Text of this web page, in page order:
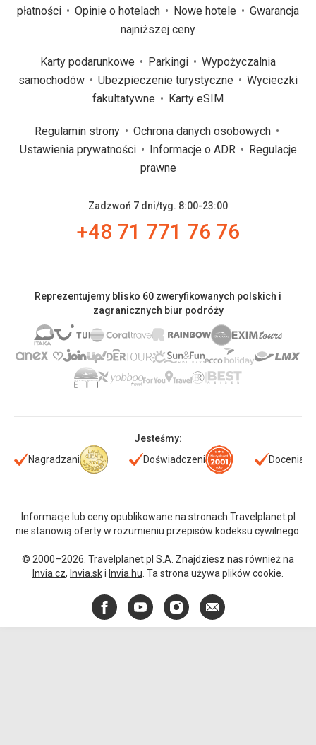
płatności
Opinie o hotelach Nowe hotele
Gwarancja
najniższej ceny
Karty podarunkowe Parkingi
Wypożyczalnia
samochodów
Ubezpieczenie turystyczne
Wycieczki
fakultatywne
Karty eSIM
Regulamin strony
Ochrona danych osobowych
Ustawienia prywatności
Informacje o ADR
Regulacje
prawne
Zadzwoń 7 dni/tyg. 8:00-23:00
+48 71 771 76 76
Reprezentujemy blisko 60 zweryfikowanych polskich i
zagranicznych biur podróży
Jesteśmy:
Nagradzani
Doświadczeni Doceniani
Informacje lub ceny opublikowane na stronach Travelplanet.pl
nie stanowią oferty w rozumieniu przepisów kodeksu cywilnego.
© 2000–2026. Travelplanet.pl S.A. Znajdziesz nas również na
Invia.cz, Invia.ski Invia.hu . Ta strona używa plików cookie.
FacebookYouTubeInstagram
E-
mail